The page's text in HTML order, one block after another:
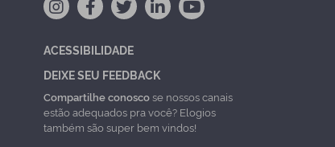
ACESSIBILIDADE
DEIXE SEU FEEDBACK
Compartilhe conoscose nossos canais
estão adequados pra você? Elogios
também são super bem vindos!